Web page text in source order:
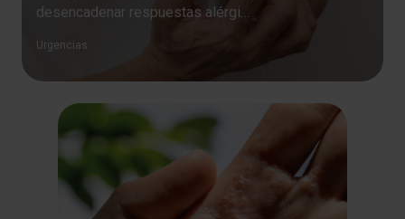
desencadenar respuestas alérgi…
Urgencias